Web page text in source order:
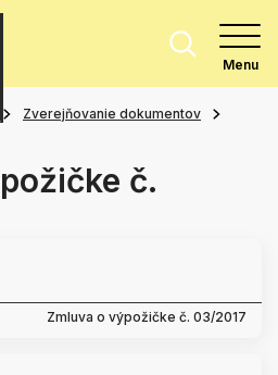
Menu
Zverejňovanie dokumentov
č.
Zmluva o výpožičke č. 03/2017